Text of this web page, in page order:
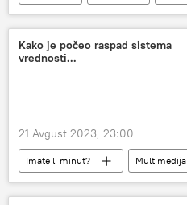
Kako je počeo raspad sistema
vrednosti...
21 Avgust 2023, 23:00
Imate li minut? Multimedija